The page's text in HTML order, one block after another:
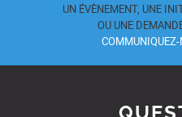
UN ÉVÈNEMENT, UNE
OU UNE